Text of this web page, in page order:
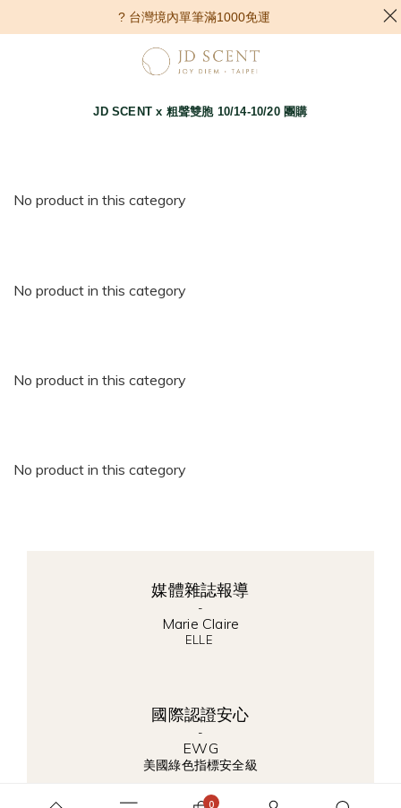
JD SCENT x 粗聲雙胞 10/14-10/20 團購
No product in this category
No product in this category
No product in this category
No product in this category
媒體雜誌報導
-
​Marie Claire
ELLE
國際認證安心
-
​EWG
美國綠色指標安全級
? 台灣境內單筆滿1000免運